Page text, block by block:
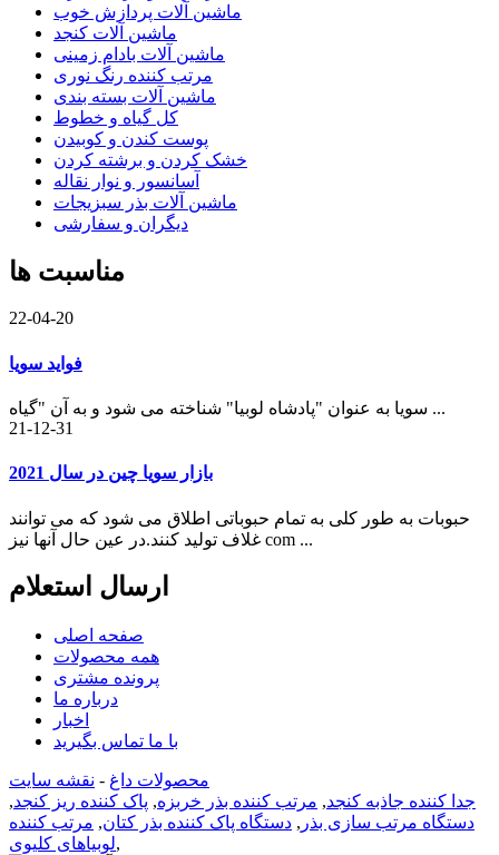
ماشین آلات پردازش خوب
ماشین آلات کنجد
ماشین آلات بادام زمینی
مرتب کننده رنگ نوری
ماشین آلات بسته بندی
کل گیاه و خطوط
پوست کندن و کوبیدن
خشک کردن و برشته کردن
آسانسور و نوار نقاله
ماشین آلات بذر سبزیجات
دیگران و سفارشی
مناسبت ها
22-04-20
فواید سویا
سویا به عنوان "پادشاه لوبیا" شناخته می شود و به آن "گیاه ...
21-12-31
بازار سویا چین در سال 2021
حبوبات به طور کلی به تمام حبوباتی اطلاق می شود که می توانند
غلاف تولید کنند.در عین حال آنها نیز com ...
ارسال استعلام
صفحه اصلی
همه محصولات
پرونده مشتری
درباره ما
اخبار
با ما تماس بگیرید
محصولات داغ - نقشه سایت
جدا کننده جاذبه کنجد, مرتب کننده بذر خربزه, پاک کننده ریز کنجد,
دستگاه مرتب سازی بذر , دستگاه پاک کننده بذر کتان, مرتب کننده
لوبیاهای کلیوی,